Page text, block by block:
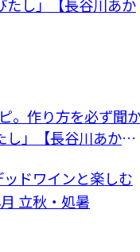
。作り方を必ず聞
」【長谷川あかり